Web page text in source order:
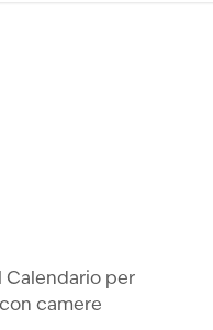
Calendario per
camere